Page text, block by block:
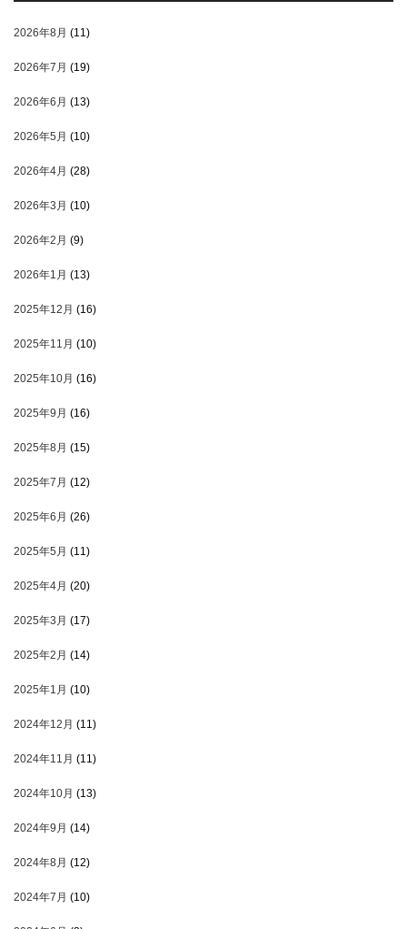
2026年8月 (11)
2026年7月 (19)
2026年6月 (13)
2026年5月 (10)
2026年4月 (28)
2026年3月 (10)
2026年2月 (9)
2026年1月 (13)
2025年12月 (16)
2025年11月 (10)
2025年10月 (16)
2025年9月 (16)
2025年8月 (15)
2025年7月 (12)
2025年6月 (26)
2025年5月 (11)
2025年4月 (20)
2025年3月 (17)
2025年2月 (14)
2025年1月 (10)
2024年12月 (11)
2024年11月 (11)
2024年10月 (13)
2024年9月 (14)
2024年8月 (12)
2024年7月 (10)